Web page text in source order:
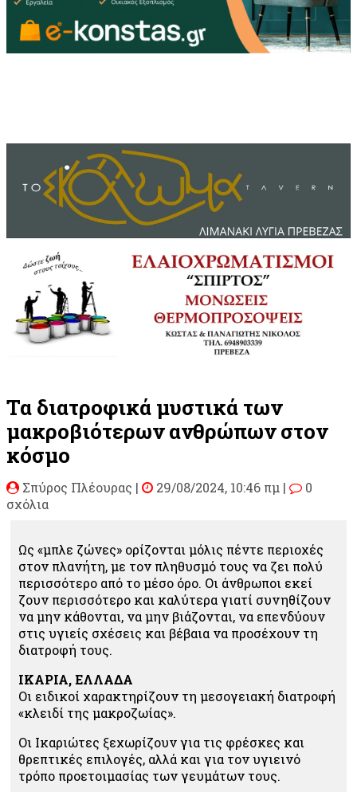
Τα διατροφικά μυστικά των
μακροβιότερων ανθρώπων στον
κόσμο
Σπύρος Πλέουρας | 29/08/2024, 10:46 πμ |
0
σχόλια
Ως «μπλε ζώνες» ορίζονται μόλις πέντε περιοχές
στον πλανήτη, με τον πληθυσμό τους να ζει πολύ
περισσότερο από το μέσο όρο. Οι άνθρωποι εκεί
ζουν περισσότερο και καλύτερα γιατί συνηθίζουν
να μην κάθονται, να μην βιάζονται, να επενδύουν
στις υγιείς σχέσεις και βέβαια να προσέχουν τη
διατροφή τους.
ΙΚΑΡΙΑ, ΕΛΛΑΔΑ
Οι ειδικοί χαρακτηρίζουν τη μεσογειακή διατροφή
«κλειδί της μακροζωίας».
Οι Ικαριώτες ξεχωρίζουν για τις φρέσκες και
θρεπτικές επιλογές, αλλά και για τον υγιεινό
τρόπο προετοιμασίας των γευμάτων τους.